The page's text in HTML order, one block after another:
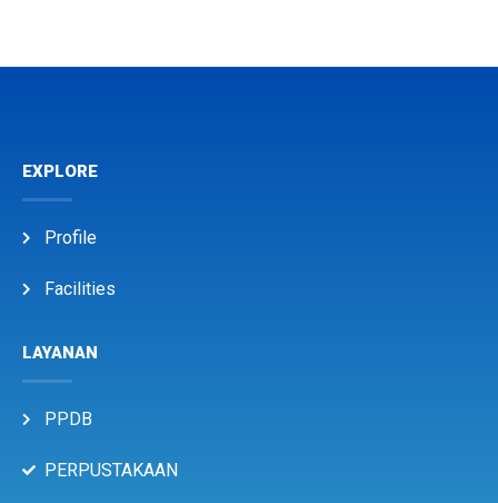
EXPLORE
Profile
Facilities
LAYANAN
PPDB
PERPUSTAKAAN